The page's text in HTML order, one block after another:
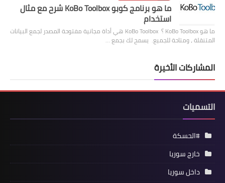
ما هو برنامج كوبو KoBo Toolbox شرح مع مثال
استخدام
ما هو KoBo Toolbox ؟ KoBo Toolbox هي أداة مجانية مفتوحة المصدر لجمع البيانات
المتنقلة ، ومتاحة للجميع. يسمح لك بجمع …
المشاركات الأخيرة
التسميات
#الحسكة
خارج سوريا
داخل سوريا